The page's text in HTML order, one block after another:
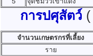
การปศุสัตว์
จำนวนเกษตรกรที่เลี้ยง
ราย